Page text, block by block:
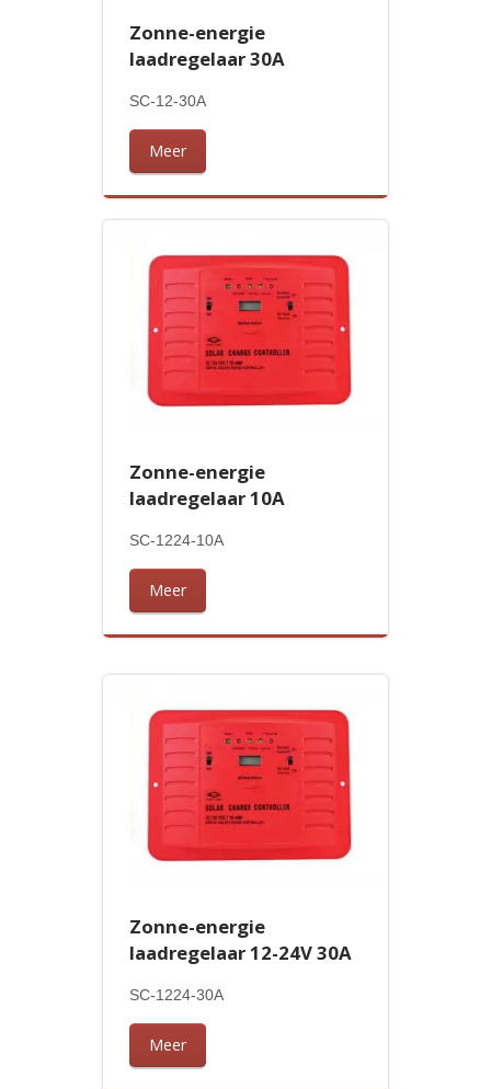
Zonne-energie
laadregelaar 30A
SC-12-30A
Meer
Zonne-energie
laadregelaar 10A
SC-1224-10A
Meer
Zonne-energie
laadregelaar 12-24V 30A
SC-1224-30A
Meer